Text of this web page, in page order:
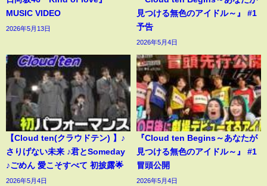
MUSIC VIDEO
2026年5月13日
見つける無色のアイドル～』 #1
予告
2026年5月4日
【Cloud ten(クラウドテン) 】♪
さりげない未来 ♪君とSomeday
♪ごめん 愛こそすべて 初披露🌟
2026年5月4日
『Cloud ten Begins～あなたが
見つける無色のアイドル～』 #1
冒頭公開
2026年5月4日